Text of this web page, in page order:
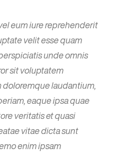
eum iure reprehenderit
velit esse quam
unde omnis
sit voluptatem
doloremque laudantium,
eaque ipsa quae
veritatis et quasi
vitae dicta sunt
enim ipsam